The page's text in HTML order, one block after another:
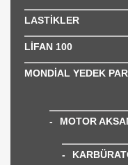
LASTİKLER
LİFAN 100
MONDİAL YEDEK
MOTOR